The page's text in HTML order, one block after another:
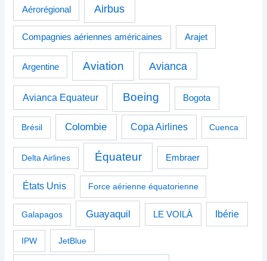
Aérorégional Airbus
Compagnies aériennes américaines Arajet
Argentine Aviation Avianca
Avianca Equateur Boeing Bogota
Brésil Colombie Copa Airlines Cuenca
Delta Airlines Équateur Embraer
États Unis Force aérienne équatorienne
Galapagos Guayaquil LE VOILÀ Ibérie
IPW JetBlue